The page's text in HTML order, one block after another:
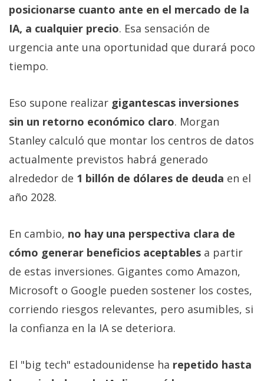
posicionarse cuanto ante en el mercado de la
IA, a cualquier precio. Esa sensación de
urgencia ante una oportunidad que durará poco
tiempo.
Eso supone realizar gigantescas inversiones
sin un retorno económico claro. Morgan
Stanley calculó que montar los centros de datos
actualmente previstos habrá generado
alrededor de 1 billón de dólares de deuda en el
año 2028.
En cambio, no hay una perspectiva clara de
cómo generar beneficios aceptables a partir
de estas inversiones. Gigantes como Amazon,
Microsoft o Google pueden sostener los costes,
corriendo riesgos relevantes, pero asumibles, si
la confianza en la IA se deteriora.
El "big tech" estadounidense ha repetido hasta